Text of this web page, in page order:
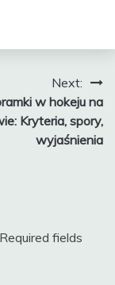
Next:
w hokeju na
Kryteria, spory,
wyjaśnienia
Required fields